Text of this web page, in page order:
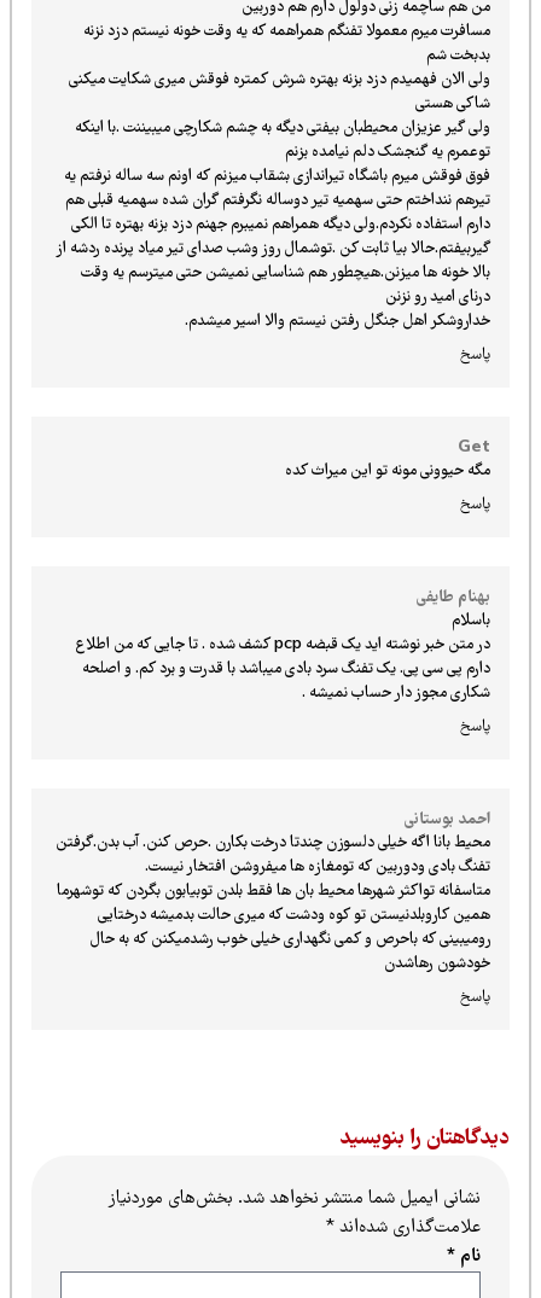
من هم ساچمه زنی دولول دارم هم دوربین
مسافرت میرم معمولا تفنگم همراهمه که یه وقت خونه نیستم دزد نزنه
بدبخت شم
ولی الان فهمیدم دزد بزنه بهتره شرش کمتره فوقش میری شکایت میکنی
شاکی هستی
ولی گیر عزیزان محیطبان بیفتی دیگه به چشم شکارچی میبیننت .با اینکه
توعمرم یه گنجشک دلم نیامده بزنم
فوق فوقش میرم باشگاه تیراندازی بشقاب میزنم که اونم سه ساله نرفتم یه
تیرهم ننداختم حتی سهمیه تیر دوساله نگرفتم گران شده سهمیه قبلی هم
دارم استفاده نکردم.ولی دیگه همراهم نمیبرم جهنم دزد بزنه بهتره تا الکی
گیربیفتم.حالا بیا ثابت کن .توشمال روز وشب صدای تیر میاد پرنده ردشه از
بالا خونه ها میزنن.هیچطور هم شناسایی نمیشن حتی میترسم یه وقت
درنای امید رو نزنن
خداروشکر اهل جنگل رفتن نیستم والا اسیر میشدم.
مگه حیوونی مونه تو این میراث کده
بهنام طایفی
در متن خبر نوشته اید یک قبضه pcp کشف شده . تا جایی که من اطلاع
دارم پی سی پی. یک تفنگ سرد بادی میباشد با قدرت و برد کم. و اصلحه
شکاری مجوز دار حساب نمیشه .
احمد بوستانی
محیط بانا اگه خیلی دلسوزن چندتا درخت بکارن .حرص کنن. آب بدن.گرفتن
تفنگ بادی ودوربین که تومغازه ها میفروشن افتخار نیست.
متاسفانه تواکثر شهرها محیط بان ها فقط بلدن توبیابون بگردن که توشهرما
همین کاروبلدنیستن تو کوه ودشت که میری حالت بدمیشه درختایی
رومیبینی که باحرص و کمی نگهداری خیلی خوب رشدمیکنن که به حال
خودشون رهاشدن
را بنویسید
نشانی ایمیل شما منتشر نخواهد شد.بخش‌های موردنیاز
علامت‌گذاری شده‌اند*